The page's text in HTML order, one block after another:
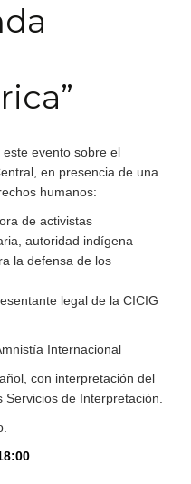
evento sobre el
en presencia de una
humanos:
de activistas
autoridad indígena
la defensa de los
legal de la CICIG
Internacional
con interpretación del
de Interpretación.